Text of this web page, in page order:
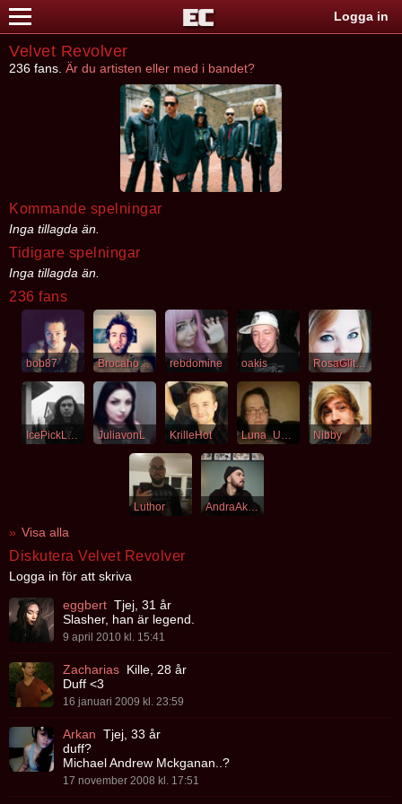
Logga in
Velvet Revolver
236 fans. Är du artisten eller med i bandet?
Kommande spelningar
Inga tillagda än.
Tidigare spelningar
Inga tillagda än.
236 fans
bob87 Brocahontaz rebdomine oakis RosaGlitter
IcePickLobotomy JuliavonL KrilleHot Luna_Uniq Nibby
Luthor AndraAkten
Visa alla
Diskutera Velvet Revolver
Logga in för att skriva
eggbert Tjej, 31 år
Slasher, han är legend.
9 april 2010 kl. 15:41
Zacharias Kille, 28 år
Duff <3
16 januari 2009 kl. 23:59
Arkan Tjej, 33 år
duff?
Michael Andrew Mckganan..?
17 november 2008 kl. 17:51